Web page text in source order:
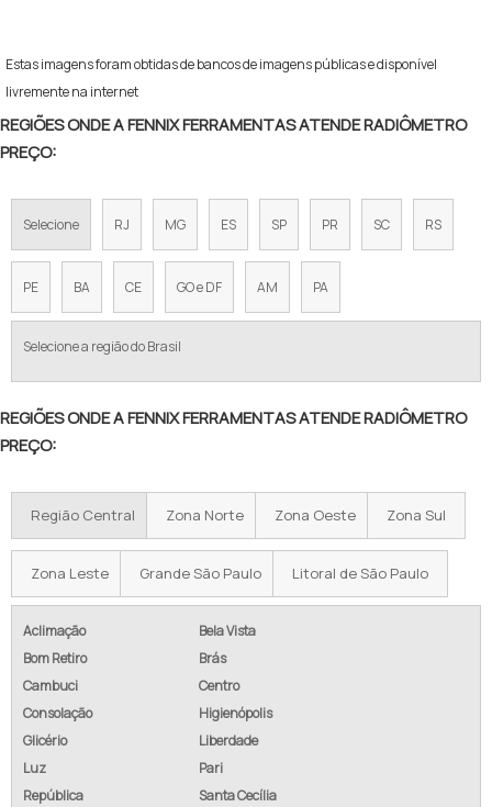
Estas imagens foram obtidas de bancos de imagens públicas e disponível
livremente na internet
REGIÕES ONDE A FENNIX FERRAMENTAS ATENDE RADIÔMETRO
PREÇO:
Selecione RJ MG ES SP PR SC RS
PE BA CE GO e DF AM PA
Selecione a região do Brasil
REGIÕES ONDE A FENNIX FERRAMENTAS ATENDE RADIÔMETRO
PREÇO:
Região Central Zona Norte Zona Oeste Zona Sul
Zona Leste Grande São Paulo Litoral de São Paulo
Aclimação
Bela Vista
Bom Retiro
Brás
Cambuci
Centro
Consolação
Higienópolis
Glicério
Liberdade
Luz
Pari
República
Santa Cecília